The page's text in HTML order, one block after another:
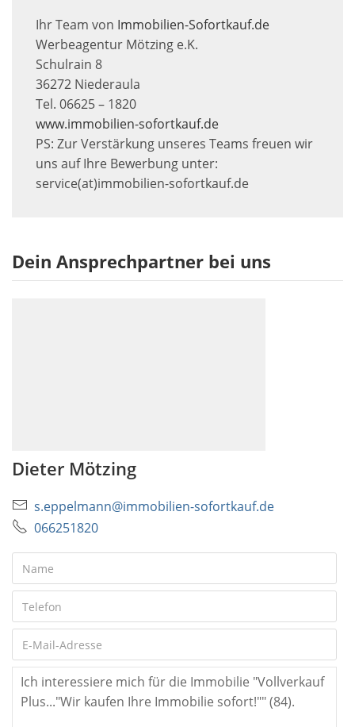
Ihr Team von Immobilien-Sofortkauf.de
Werbeagentur Mötzing e.K.
Schulrain 8
36272 Niederaula
Tel. 06625 – 1820
www.immobilien-sofortkauf.de
PS: Zur Verstärkung unseres Teams freuen wir
uns auf Ihre Bewerbung unter:
service(at)immobilien-sofortkauf.de
Dein Ansprechpartner bei uns
Dieter Mötzing
s.eppelmann@immobilien-sofortkauf.de
066251820